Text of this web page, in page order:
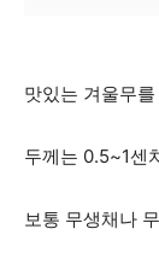
맛있는 겨울무
두께는 0.5~1센
보통 무생채나